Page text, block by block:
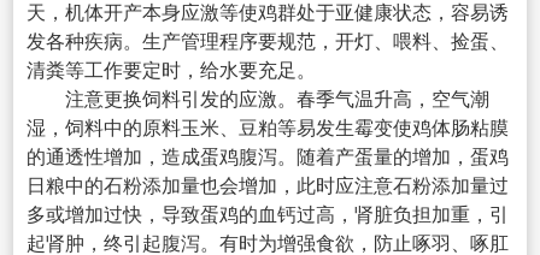
天，机体开产本身应激等使鸡群处于亚健康状态，容易诱
发各种疾病。生产管理程序要规范，开灯、喂料、捡蛋、
清粪等工作要定时，给水要充足。
注意更换饲料引发的应激。春季气温升高，空气潮
湿，饲料中的原料玉米、豆粕等易发生霉变使鸡体肠粘膜
的通透性增加，造成蛋鸡腹泻。随着产蛋量的增加，蛋鸡
日粮中的石粉添加量也会增加，此时应注意石粉添加量过
多或增加过快，导致蛋鸡的血钙过高，肾脏负担加重，引
起肾肿，终引起腹泻。有时为增强食欲，防止啄羽、啄肛